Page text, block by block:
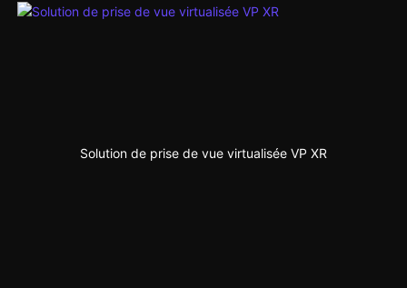
Solution de prise de vue virtualisée VP XR